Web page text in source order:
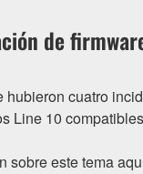
de
hubieron cuatro
Line 10
sobre este tema